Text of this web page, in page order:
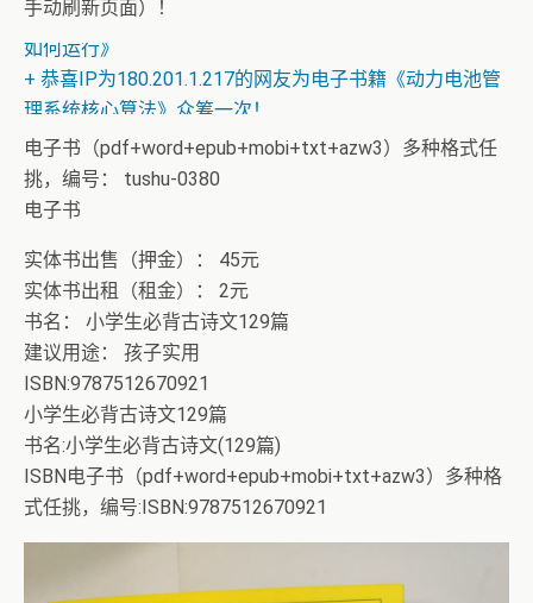
手动刷新页面）！
+ 恒星世界在暴力中诞生，也在暴力中消亡！《了解宇宙
如何运行》
+ 恭喜IP为180.201.1.217的网友为电子书籍《动力电池管
理系统核心算法》众筹一次！
电子书（pdf+word+epub+mobi+txt+azw3）多种格式任
挑，编号： tushu-0380
电子书
实体书出售（押金）： 45元
实体书出租（租金）： 2元
书名： 小学生必背古诗文129篇
建议用途： 孩子实用
ISBN:9787512670921
小学生必背古诗文129篇
书名:小学生必背古诗文(129篇)
ISBN电子书（pdf+word+epub+mobi+txt+azw3）多种格
式任挑，编号:ISBN:9787512670921